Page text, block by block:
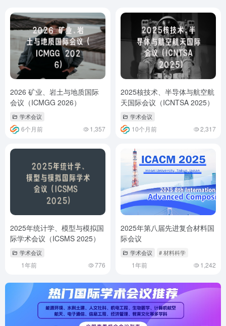
2026 矿业、岩土与地质国际
会议（ICMGG 2026）
学术会议
6个月前 1,357
2025核技术、半导体与航空航
天国际会议（ICNTSA 2025）
学术会议
10个月前 2,317
2025年统计学、模型与模拟国
际学术会议（ICSMS 2025）
学术会议
1年前 776
2025年第八届先进复合材料国
际会议
学术会议 # 材料科学
1年前 1,242